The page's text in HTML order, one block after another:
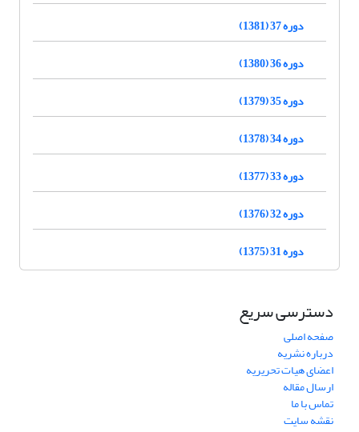
دوره 37 (1381)
دوره 36 (1380)
دوره 35 (1379)
دوره 34 (1378)
دوره 33 (1377)
دوره 32 (1376)
دوره 31 (1375)
دسترسی سریع
صفحه اصلی
درباره نشریه
اعضای هیات تحریریه
ارسال مقاله
تماس با ما
نقشه سایت